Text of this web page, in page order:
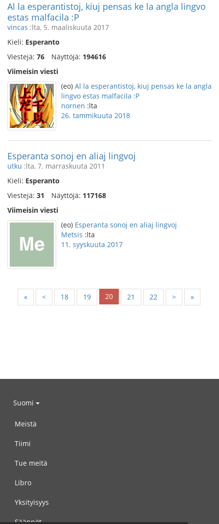
Al la esperantistoj, kiuj pensas ke la angla lingvo
estas malfacila :P
vincas :lta, 5. maaliskuuta 2017
Kieli: Esperanto
Viestejä: 76 Näyttöjä: 194616
Viimeisin viesti
(eo) Al la esperantistoj, kiuj pensas ke la angla
lingvo estas malfacila :P
nornen :lta
26. tammikuuta 2018
Esperanta sonoj en aliaj lingvoj
utku :lta, 7. marraskuuta 2011
Kieli: Esperanto
Viestejä: 31 Näyttöjä: 117168
Viimeisin viesti
(eo) Esperanta sonoj en aliaj lingvoj
Metsis :lta
11. syyskuuta 2017
« < 18 19 20 21 22 > »
Suomi
Meistä
Tiimi
Tue meitä
Libro
Yksityisyys
Säännöt